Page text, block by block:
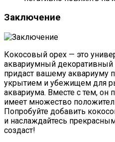
Заключение
Кокосовый орех — это
аквариумный декоративный
придаст вашему аквариуму
укрытием и убежищем для
аквариума. Вместе с тем, он
имеет множество
Попробуйте добавить
и наслаждайтесь
создаст!